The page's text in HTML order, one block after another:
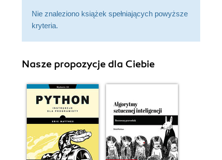
Nie znaleziono książek spełniających powyższe
kryteria.
Nasze propozycje dla Ciebie